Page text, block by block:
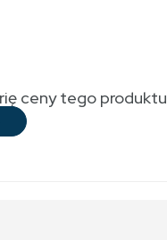
ceny tego produktu